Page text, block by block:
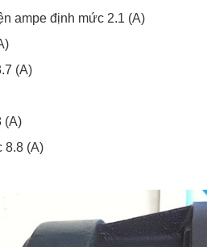
ampe định mức 2.1 (A)
(A)
(A)
8.8 (A)